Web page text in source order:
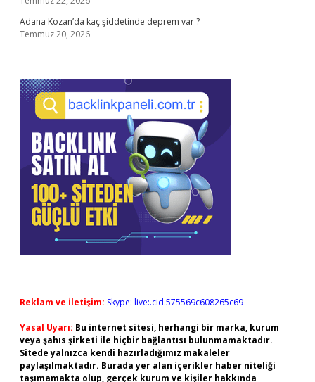
Adana Kozan’da kaç şiddetinde deprem var ?
Temmuz 20, 2026
Reklam ve İletişim: Skype: live:.cid.575569c608265c69
Yasal Uyarı: Bu internet sitesi, herhangi bir marka, kurum
veya şahıs şirketi ile hiçbir bağlantısı bulunmamaktadır.
Sitede yalnızca kendi hazırladığımız makaleler
paylaşılmaktadır. Burada yer alan içerikler haber niteliği
taşımamakta olup, gerçek kurum ve kişiler hakkında